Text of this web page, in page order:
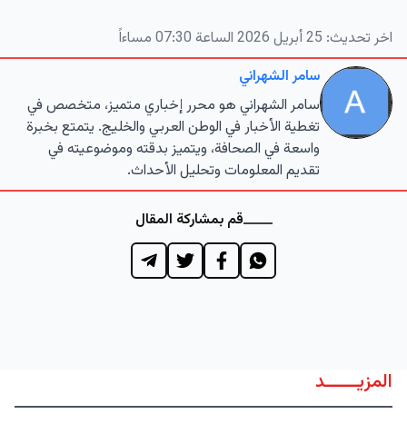
اخر تحديث: 25 أبريل 2026 الساعة 07:30 مساءاً
سامر الشهراني
سامر الشهراني هو محرر إخباري متميز، متخصص في
تغطية الأخبار في الوطن العربي والخليج. يتمتع بخبرة
واسعة في الصحافة، ويتميز بدقته وموضوعيته في
تقديم المعلومات وتحليل الأحداث.
قم بمشاركة المقال
المزيــــــد